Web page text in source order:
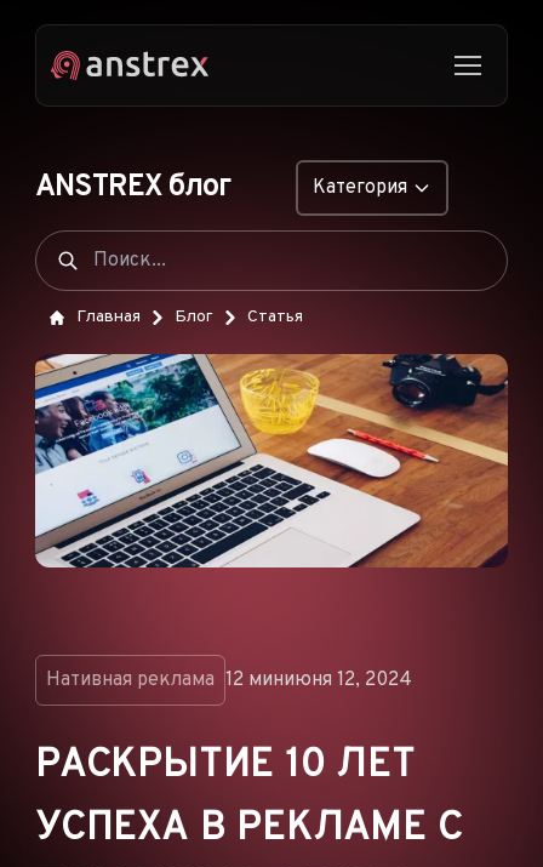
ANSTREX блог Категория
НАТИВНАЯ РЕКЛАМА
ПОП-ОБЪЯВЛЕНИЯ
PUSH-ОБЪЯВЛЕНИЯ
РЕКЛАМА В TIKTOK
ФУНКЦИИ
ОБЪЯВЛЕНИЯ
КОММЕРЦИЯ
Главная Блог Статья
Нативная реклама 12 миниюня 12, 2024
РАСКРЫТИЕ 10 ЛЕТ
УСПЕХА В РЕКЛАМЕ С